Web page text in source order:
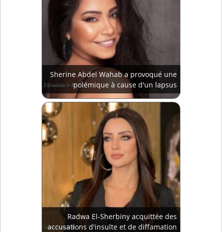
Sherine Abdel Wahab a provoqué une
polémique à cause d'un lapsus
Radwa El-Sherbiny acquittée des
accusations d'insulte et de diffamation